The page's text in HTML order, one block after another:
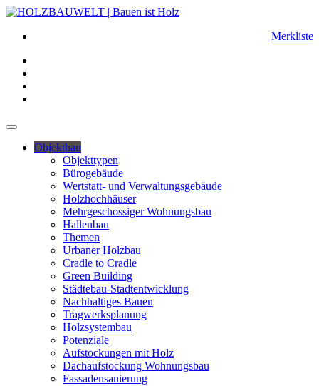
Merkliste
Objektbau
Objekttypen
Bürogebäude
Wertstatt- und Verwaltungsgebäude
Holzhochhäuser
Mehrgeschossiger Wohnungsbau
Hallenbau
Themen
Urbaner Holzbau
Cradle to Cradle
Green Building
Städtebau-Stadtentwicklung
Nachhaltiges Bauen
Tragwerksplanung
Holzsystembau
Potenziale
Aufstockungen mit Holz
Dachaufstockung Wohnungsbau
Fassadensanierung